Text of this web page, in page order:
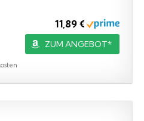
11,89 €
ZUM ANGEBOT*